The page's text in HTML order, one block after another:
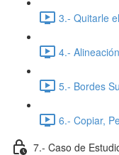
3.- Quitarle
4.-
5.- Bordes
6.- Copiar,
7.- Caso de